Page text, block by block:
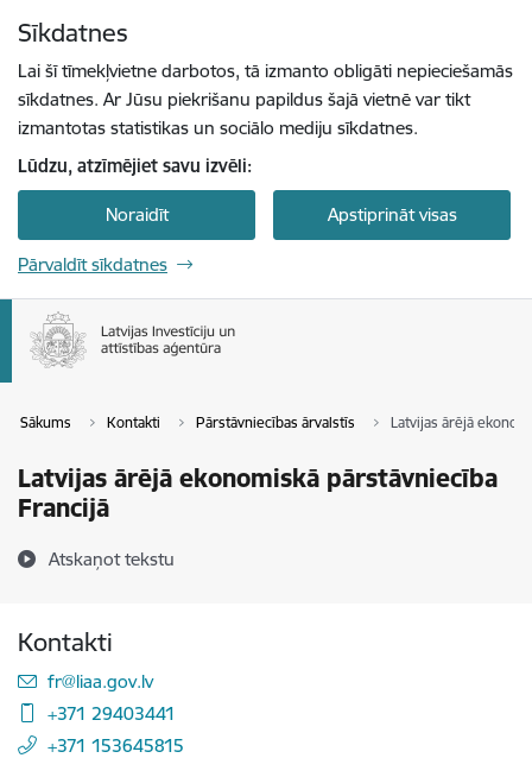
Sīkdatnes
Lai šī tīmekļvietne darbotos, tā izmanto obligāti nepieciešamās
sīkdatnes. Ar Jūsu piekrišanu papildus šajā vietnē var tikt
izmantotas statistikas un sociālo mediju sīkdatnes.
Lūdzu, atzīmējiet savu izvēli:
Noraidīt Apstiprināt visas
Pārvaldīt sīkdatnes
Sākums Kontakti Pārstāvniecības ārvalstīs Latvijas ārējā
Latvijas ārējā ekonomiskā pārstāvniecība
Francijā
Atskaņot tekstu
Kontakti
E-pasts:
fr@liaa.gov.lv
+371 29403441
+371 153645815